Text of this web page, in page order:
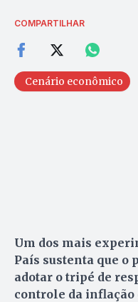
COMPARTILHAR
Cenário econômico
Um dos mais
País sustenta que o
adotar o tripé de
controle da inflação